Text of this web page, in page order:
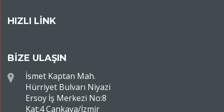
HIZLI LİNK
BİZE ULAŞIN
İsmet Kaptan Mah.
Hürriyet Bulvarı Niyazi
Ersoy İş Merkezi No:8
Kat:4 Çankaya/İzmir